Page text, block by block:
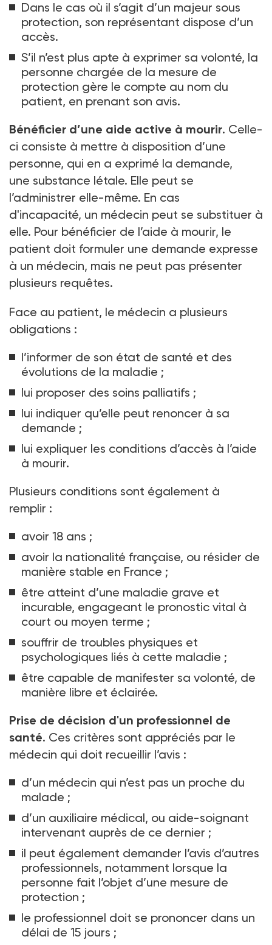
Dans le cas où il s’agit d’un majeur sous
protection, son représentant dispose d’un
accès.
S’il n’est plus apte à exprimer sa volonté, la
personne chargée de la mesure de
protection gère le compte au nom du
patient, en prenant son avis.
Bénéficier d’une aide active à mourir. Celle-
ci consiste à mettre à disposition d’une
personne, qui en a exprimé la demande,
une substance létale. Elle peut se
l’administrer elle-même. En cas
d'incapacité, un médecin peut se substituer à
elle. Pour bénéficier de l’aide à mourir, le
patient doit formuler une demande expresse
à un médecin, mais ne peut pas présenter
plusieurs requêtes.
Face au patient, le médecin a plusieurs
obligations :
l’informer de son état de santé et des
évolutions de la maladie ;
lui proposer des soins palliatifs ;
lui indiquer qu’elle peut renoncer à sa
demande ;
lui expliquer les conditions d’accès à l’aide
à mourir.
Plusieurs conditions sont également à
remplir :
avoir 18 ans ;
avoir la nationalité française, ou résider de
manière stable en France ;
être atteint d’une maladie grave et
incurable, engageant le pronostic vital à
court ou moyen terme ;
souffrir de troubles physiques et
psychologiques liés à cette maladie ;
être capable de manifester sa volonté, de
manière libre et éclairée.
Prise de décision d'un professionnel de
santé. Ces critères sont appréciés par le
médecin qui doit recueillir l’avis :
d’un médecin qui n’est pas un proche du
malade ;
d’un auxiliaire médical, ou aide-soignant
intervenant auprès de ce dernier ;
il peut également demander l’avis d’autres
professionnels, notamment lorsque la
personne fait l’objet d’une mesure de
protection ;
le professionnel doit se prononcer dans un
délai de 15 jours ;